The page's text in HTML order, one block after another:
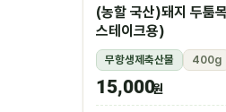
(농할 국산)돼지 두
스테이크용)
무항생제축산물 400g
15,000원